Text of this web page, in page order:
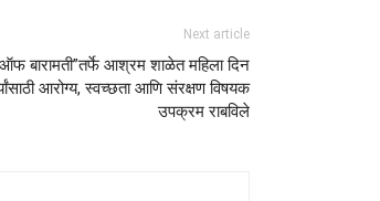
Next article
बारामती”तर्फे आश्रम शाळेत महिला दिन
आरोग्य, स्वच्छता आणि संरक्षण विषयक
उपक्रम राबविले